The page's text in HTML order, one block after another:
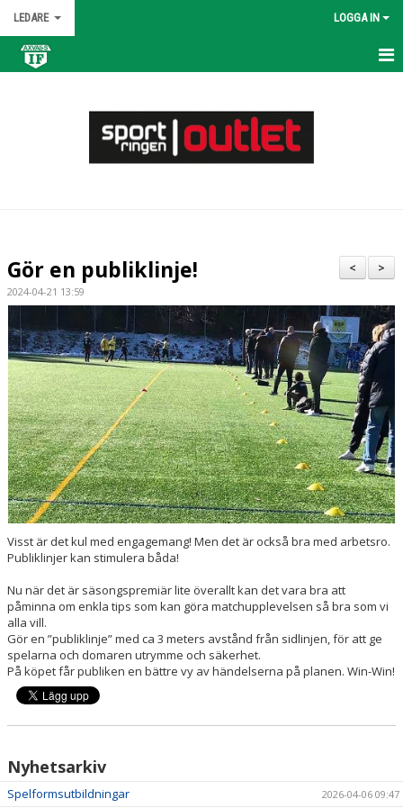
LEDARE LOGGA IN
BILDGALLERI
KONTAKT
ÖVNINGAR
UTBILDNINGAR
TRÄNING- OCH HÄLSA
REGISTERUTDRAG
TÄVLINGSDOKUMENT
DOMARUTBILDNING BARN- OCH UNGDOM
MIKROUTBILDNINGAR
>
<
Gör en publiklinje!
2024-04-21 13:59
Visst är det kul med engagemang! Men det är också bra med arbetsro.
Publiklinjer kan stimulera båda!
Nu när det är säsongspremiär lite överallt kan det vara bra att
påminna om enkla tips som kan göra matchupplevelsen så bra som vi
alla vill.
Gör en ”publiklinje” med ca 3 meters avstånd från sidlinjen, för att ge
spelarna och domaren utrymme och säkerhet.
På köpet får publiken en bättre vy av händelserna på planen. Win-Win!
Nyhetsarkiv
Spelformsutbildningar 2026-04-06 09:47